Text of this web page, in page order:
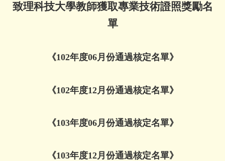
致理科技大學教師獲取專業技術證照獎勵名
單
《102年度06月份通過核定名單》
《102年度12月份通過核定名單》
《103年度06月份通過核定名單》
《103年度12月份通過核定名單》